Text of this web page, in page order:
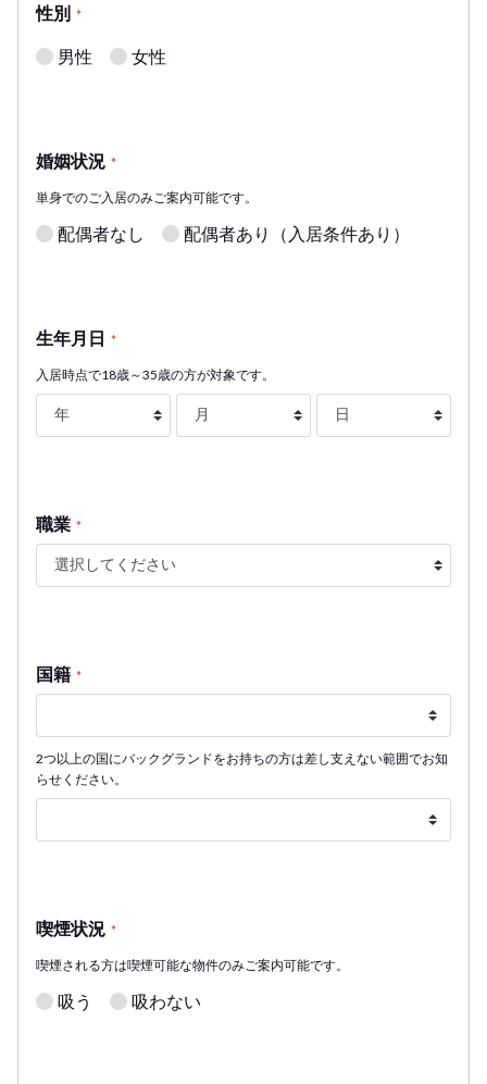
性別 *
男性 女性
婚姻状況 *
単身でのご入居のみご案内可能です。
配偶者なし 配偶者あり（入居条件あり）
生年月日 *
入居時点で18歳～35歳の方が対象です。
職業 *
国籍 *
2つ以上の国にバックグランドをお持ちの方は差し支えない範囲でお知
らせください。
喫煙状況 *
喫煙される方は喫煙可能な物件のみご案内可能です。
吸う 吸わない